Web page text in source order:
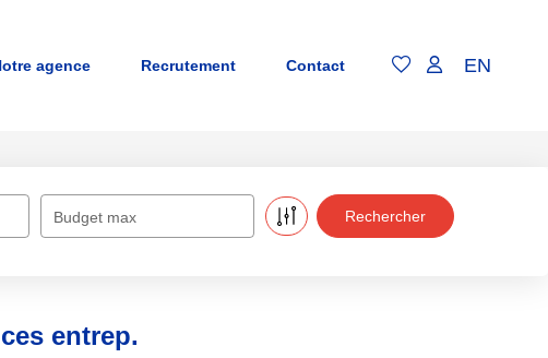
agence Recrutement Contact EN
Budget max
entrep.